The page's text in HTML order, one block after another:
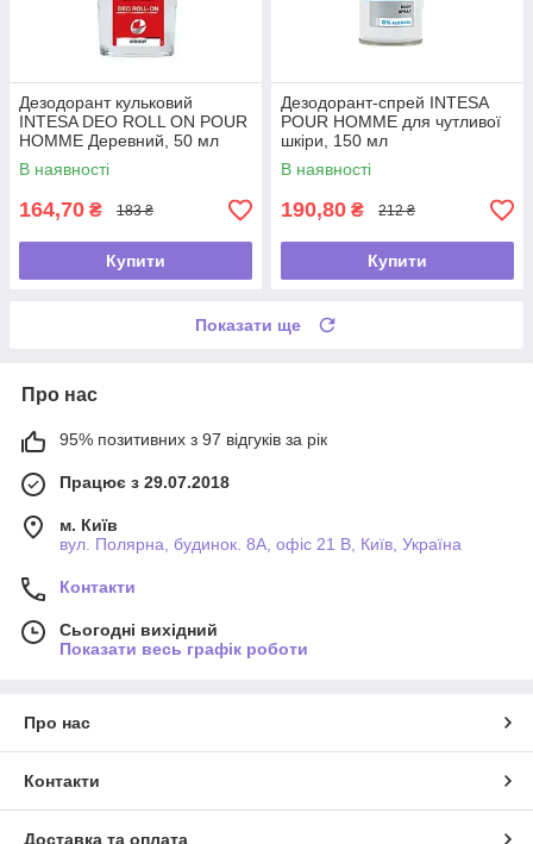
Дезодорант кульковий
INTESA DEO ROLL ON POUR
HOMME Деревний, 50 мл
В наявності
164,70 ₴ 183 ₴
Купити
Дезодорант-спрей INTESA
POUR HOMME для чутливої
шкіри, 150 мл
В наявності
190,80 ₴ 212 ₴
Купити
Показати ще
Про нас
95% позитивних з 97 відгуків за рік
Працює з 29.07.2018
м. Київ
вул. Полярна, будинок. 8А, офіс 21 В, Київ, Україна
Контакти
Сьогодні вихідний
Показати весь графік роботи
Про нас
Контакти
Доставка та оплата